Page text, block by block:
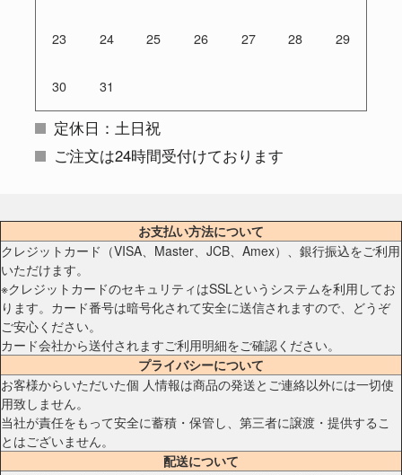
23 24 25 26 27 28 29
30 31
定休日：土日祝
ご注文は24時間受付けております
お支払い方法について
クレジットカード（VISA、Master、JCB、Amex）、銀行振込をご利用
いただけます。
※クレジットカードのセキュリティはSSLというシステムを利用してお
ります。カード番号は暗号化されて安全に送信されますので、どうぞ
ご安心ください。
カード会社から送付されますご利用明細をご確認ください。
プライバシーについて
お客様からいただいた個 人情報は商品の発送とご連絡以外には一切使
用致しません。
当社が責任をもって安全に蓄積・保管し、第三者に譲渡・提供するこ
とはございません。
配送について